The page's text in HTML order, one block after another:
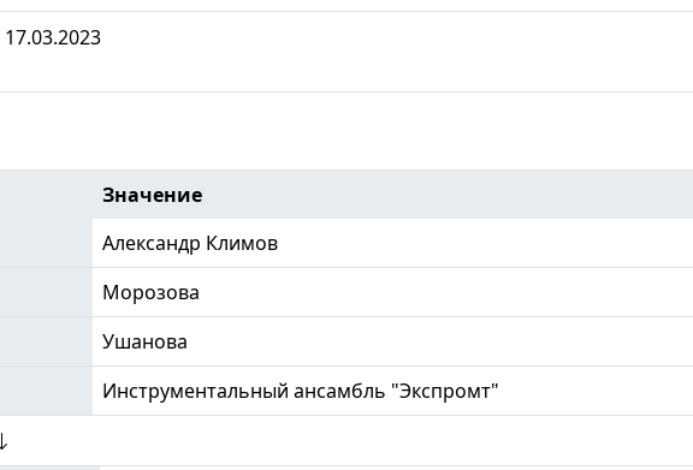
17.03.2023
Значение
Александр Климов
Морозова
Ушанова
Инструментальный ансамбль "Экспромт"